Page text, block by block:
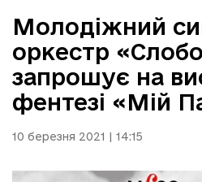
Молодіжний
оркестр
запрошує на
фентезі «Мій
10 березня 2021 | 14:15